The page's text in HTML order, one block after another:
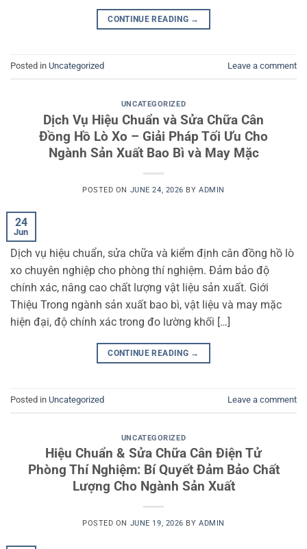
CONTINUE READING →
Posted in Uncategorized Leave a comment
UNCATEGORIZED
Dịch Vụ Hiệu Chuẩn và Sửa Chữa Cân
Đồng Hồ Lò Xo – Giải Pháp Tối Ưu Cho
Ngành Sản Xuất Bao Bì và May Mặc
POSTED ON JUNE 24, 2026 BYADMIN
24
Jun
Dịch vụ hiệu chuẩn, sửa chữa và kiểm định cân đồng hồ lò
xo chuyên nghiệp cho phòng thí nghiệm. Đảm bảo độ
chính xác, nâng cao chất lượng vật liệu sản xuất. Giới
Thiệu Trong ngành sản xuất bao bì, vật liệu và may mặc
hiện đại, độ chính xác trong đo lường khối […]
CONTINUE READING →
Posted in Uncategorized Leave a comment
UNCATEGORIZED
Hiệu Chuẩn & Sửa Chữa Cân Điện Tử
Phòng Thí Nghiệm: Bí Quyết Đảm Bảo Chất
Lượng Cho Ngành Sản Xuất
POSTED ON JUNE 19, 2026 BYADMIN